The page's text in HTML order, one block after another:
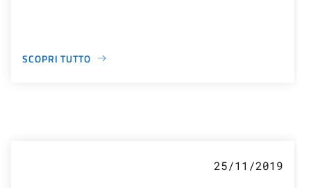
SCOPRI TUTTO
25/11/2019